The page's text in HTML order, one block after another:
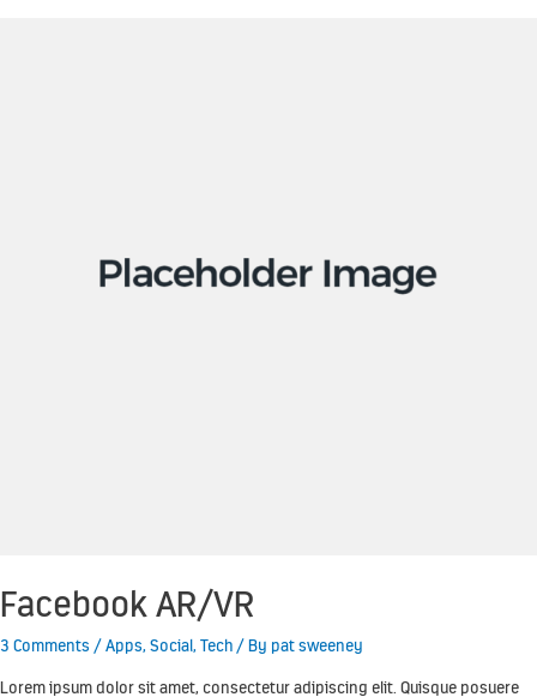
Facebook AR/VR
3 Comments /Apps, Social, Tech / By pat sweeney
Lorem ipsum dolor sit amet, consectetur adipiscing elit. Quisque posuere